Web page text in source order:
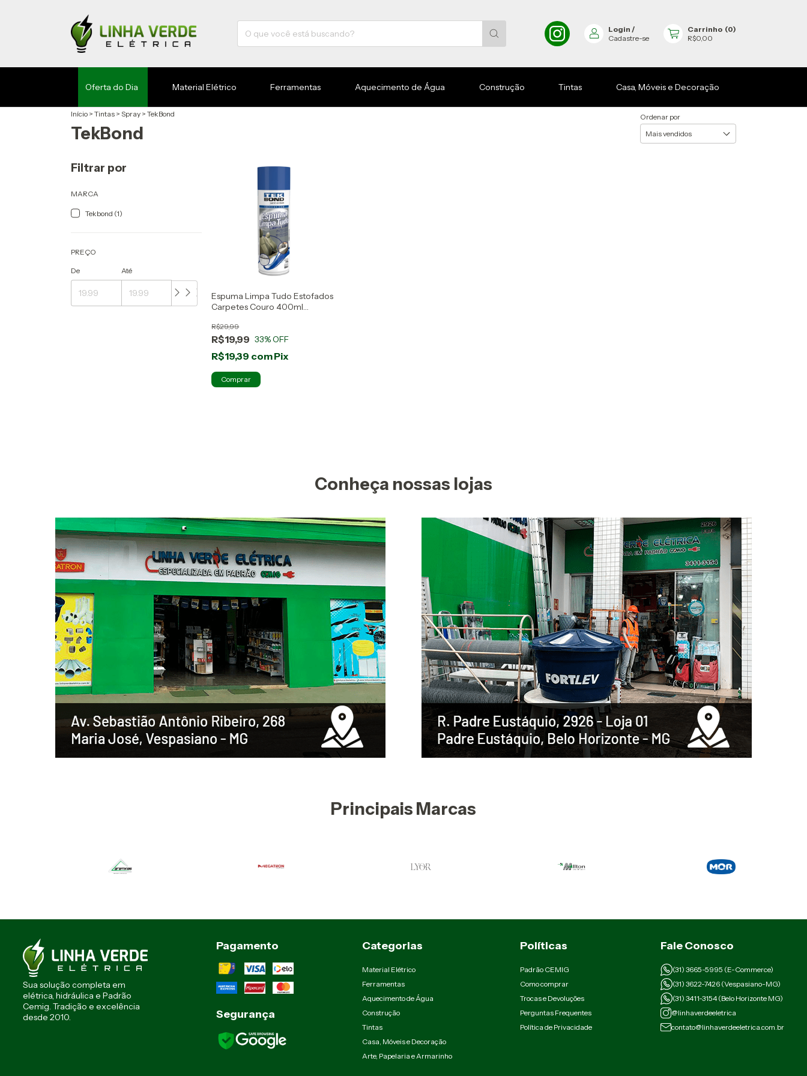
Login /
Cadastre-se
Carrinho (0)
R$0,00
Oferta do Dia Material Elétrico Ferramentas Aquecimento de Água Construção Tintas Casa, Móveis e Decoração
Início > Tintas > Spray > TekBond
TekBond
Ordenar por
Filtrar por
MARCA
Tekbond (1)
PREÇO
De Até
Espuma Limpa Tudo Estofados
Carpetes Couro 400ml
R$19,99
R$29,99
33% OFF
R$19,39 comPix
Conheça nossas lojas
Principais Marcas
Sua solução completa em
elétrica, hidráulica e Padrão
Cemig. Tradição e excelência
desde 2010.
Pagamento
Segurança
Categorias
Material Elétrico
Ferramentas
Aquecimento de Água
Construção
Tintas
Casa, Móveis e Decoração
Arte, Papelaria e Armarinho
Políticas
Padrão CEMIG
Como comprar
Trocas e Devoluções
Perguntas Frequentes
Política de Privacidade
Fale Conosco
(31) 3665-5995 (E-Commerce)
(31) 3622-7426 (Vespasiano-MG)
(31) 3411-3154 (Belo Horizonte MG)
@linhaverdeeletrica
contato@linhaverdeeletrica.com.br